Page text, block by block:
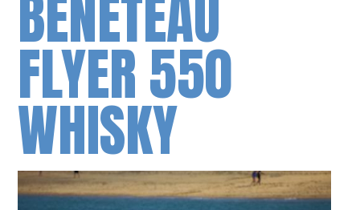
BENETEAU
FLYER 550
WHISKY